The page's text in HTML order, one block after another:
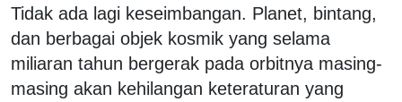
Tidak ada lagi keseimbangan. Planet, bintang,
dan berbagai objek kosmik yang selama
miliaran tahun bergerak pada orbitnya masing-
masing akan kehilangan keteraturan yang